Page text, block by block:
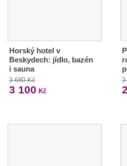
Horský hotel v
Beskydech: jídlo, bazén
i sauna
3 680 Kč
3 100 Kč
3